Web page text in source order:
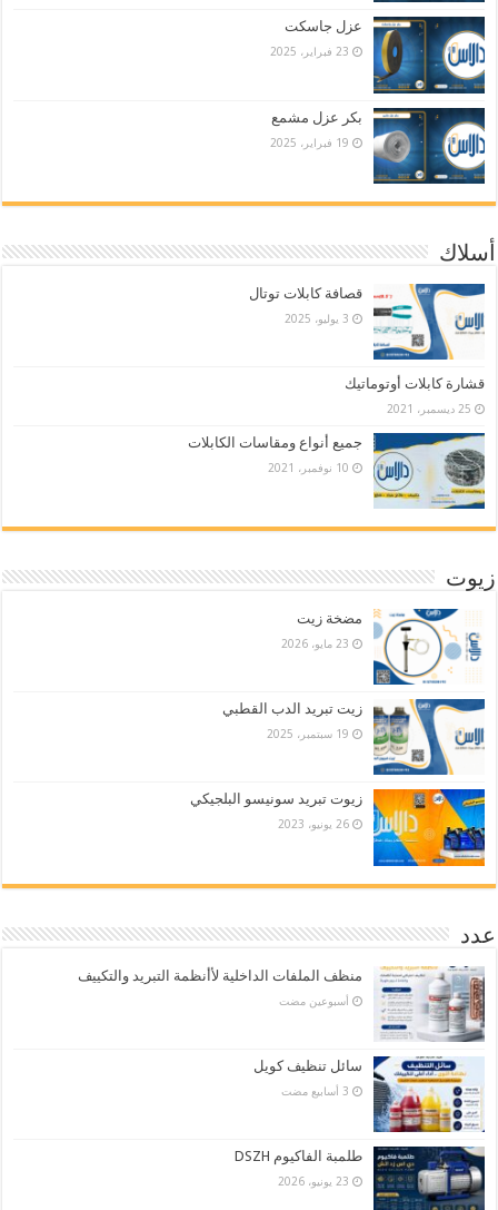
عزل جاسكت
23 فبراير، 2025
بكر عزل مشمع
19 فبراير، 2025
أسلاك
قصافة كابلات توتال
3 يوليو، 2025
قشارة كابلات أوتوماتيك
25 ديسمبر، 2021
جميع أنواع ومقاسات الكابلات
10 نوفمبر، 2021
زيوت
مضخة زيت
23 مايو، 2026
زيت تبريد الدب القطبي
19 سبتمبر، 2025
زيوت تبريد سونيسو البلجيكي
26 يونيو، 2023
عدد
منظف الملفات الداخلية لأأنظمة التبريد والتكييف
‏أسبوعين مضت
سائل تنظيف كويل
طلمبة الفاكيوم DSZH
23 يونيو، 2026